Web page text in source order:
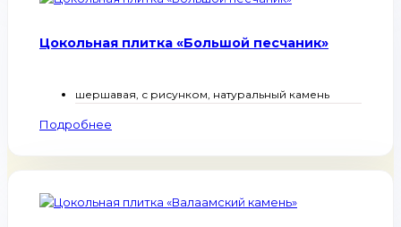
Цокольная плитка «Большой песчаник»
шершавая, с рисунком, натуральный камень
Подробнее